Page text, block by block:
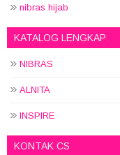
nibras hijab
KATALOG LENGKAP
NIBRAS
ALNITA
INSPIRE
KONTAK CS